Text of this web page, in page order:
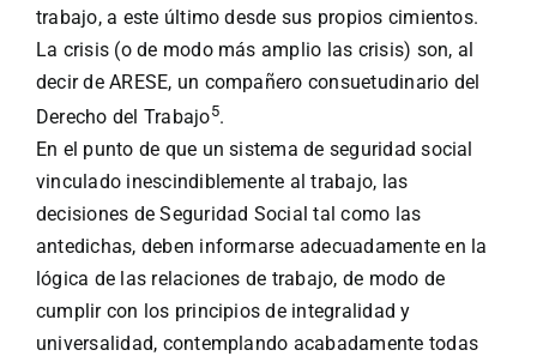
trabajo, a este último desde sus propios cimientos.
La crisis (o de modo más amplio las crisis) son, al
decir de ARESE, un compañero consuetudinario del
Derecho del Trabajo5.
En el punto de que un sistema de seguridad social
vinculado inescindiblemente al trabajo, las
decisiones de Seguridad Social tal como las
antedichas, deben informarse adecuadamente en la
lógica de las relaciones de trabajo, de modo de
cumplir con los principios de integralidad y
universalidad, contemplando acabadamente todas